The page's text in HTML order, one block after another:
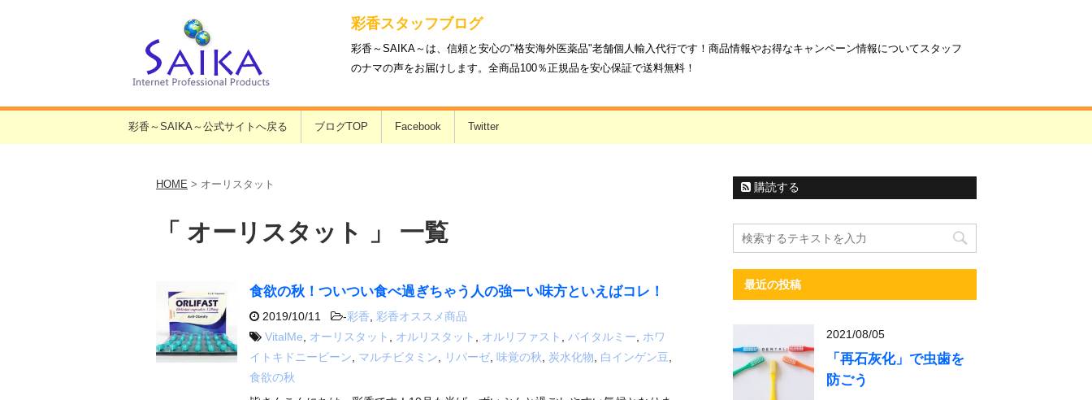
彩香スタッフブログ
彩香～SAIKA～は、信頼と安心の"格安海外医薬品"老舗個人輸入代行です！商品情報やお得なキャンペーン情報についてスタッフ
のナマの声をお届けします。全商品100％正規品を安心保証で送料無料！
彩香～SAIKA～公式サイトへ戻る ブログTOP Facebook Twitter
HOME > オーリスタット
「 オーリスタット 」 一覧
食欲の秋！ついつい食べ過ぎちゃう人の強ーい味方といえばコレ！
2019/10/11 -彩香
彩香オススメ商品
VitalMe
オーリスタット オルリスタット オルリファスト バイタルミー
ホワ
イトキドニービーン
マルチビタミン リパーゼ 味覚の秋 炭水化物 白インゲン豆
食欲の秋
購読する
最近の投稿
2021/08/05
「再石灰化」で虫歯を
防ごう